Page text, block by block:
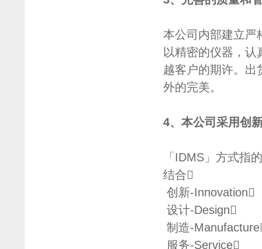
本公司内部建立严
以精密的仪器，
越客户的期许。出
外的完美。
4、本公司采用创
「IDMS」方式指
结合
创新-Innovation
设计-Design
制造-
服务-Service